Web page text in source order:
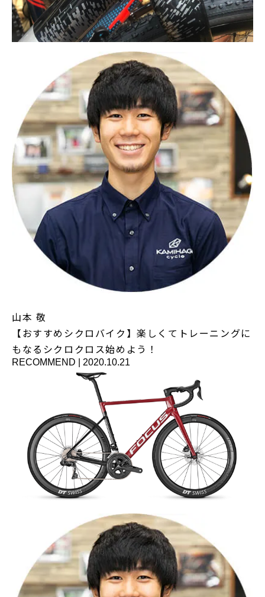
山本 敬
【おすすめシクロバイク】楽しくてトレーニングに
もなるシクロクロス始めよう！
RECOMMEND 2020.10.21